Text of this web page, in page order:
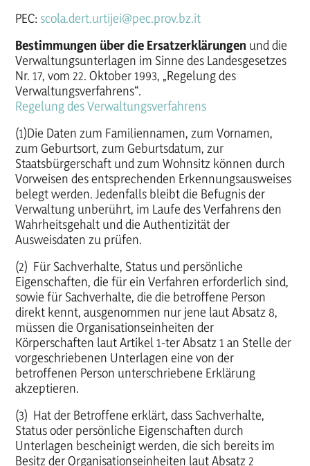
PEC: scola.dert.urtijei@pec.prov.bz.it
Bestimmungen über die Ersatzerklärungen und die
Verwaltungsunterlagen im Sinne des Landesgesetzes
Nr. 17, vom 22. Oktober 1993, „Regelung des
Verwaltungsverfahrens“.
Regelung des Verwaltungsverfahrens
(1)Die Daten zum Familiennamen, zum Vornamen,
zum Geburtsort, zum Geburtsdatum, zur
Staatsbürgerschaft und zum Wohnsitz können durch
Vorweisen des entsprechenden Erkennungsausweises
belegt werden. Jedenfalls bleibt die Befugnis der
Verwaltung unberührt, im Laufe des Verfahrens den
Wahrheitsgehalt und die Authentizität der
Ausweisdaten zu prüfen.
(2) Für Sachverhalte, Status und persönliche
Eigenschaften, die für ein Verfahren erforderlich sind,
sowie für Sachverhalte, die die betroffene Person
direkt kennt, ausgenommen nur jene laut Absatz 8,
müssen die Organisationseinheiten der
Körperschaften laut Artikel 1-ter Absatz 1 an Stelle der
vorgeschriebenen Unterlagen eine von der
betroffenen Person unterschriebene Erklärung
akzeptieren.
(3) Hat der Betroffene erklärt, dass Sachverhalte,
Status oder persönliche Eigenschaften durch
Unterlagen bescheinigt werden, die sich bereits im
Besitz der Organisationseinheiten laut Absatz 2